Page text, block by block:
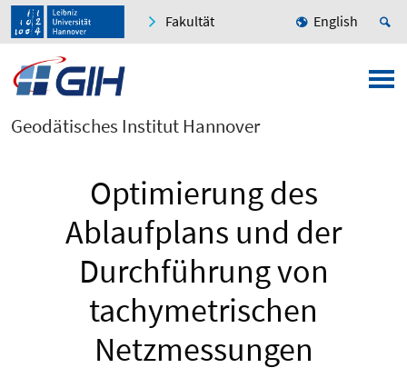
Fakultät English
Geodätisches Institut Hannover
Optimierung des
Ablaufplans und der
Durchführung von
tachymetrischen
Netzmessungen